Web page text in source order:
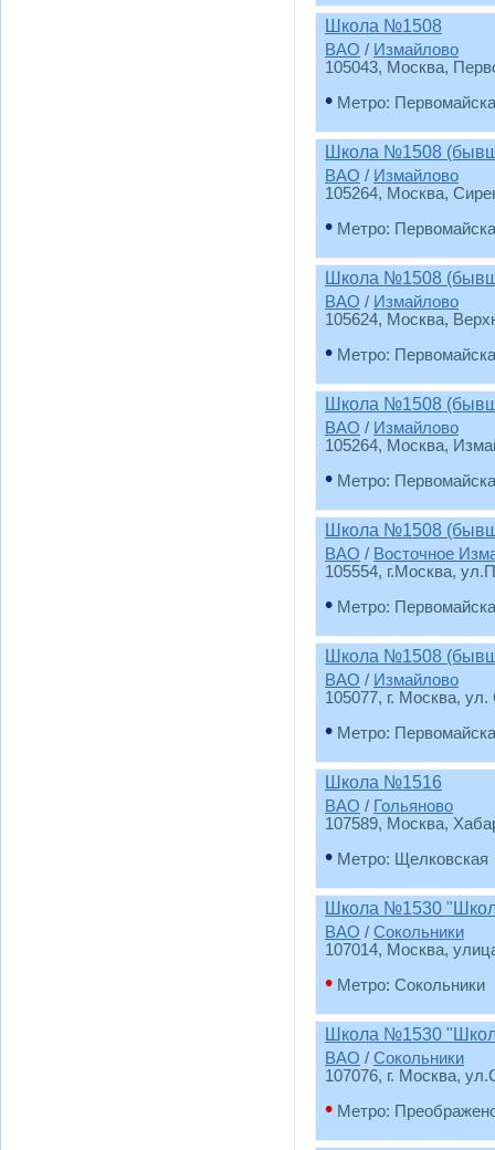
Школа №1508
ВАО / Измайлово
105043, Москва,
• Метро:
Школа №1508
ВАО / Измайлово
105264, Москва,
• Метро:
Школа №1508
ВАО / Измайлово
105624, Москва,
• Метро:
Школа №1508
ВАО / Измайлово
105264, Москва,
• Метро:
Школа №1508
ВАО / Восточное
105554, г.Москва,
• Метро:
Школа №1508
ВАО / Измайлово
105077, г. Москва,
• Метро:
Школа №1516
ВАО / Гольяново
107589, Москва,
• Метро: Щелковская
Школа №1530
ВАО / Сокольники
107014, Москва,
• Метро: Сокольники
Школа №1530
ВАО / Сокольники
107076, г. Москва,
• Метро: